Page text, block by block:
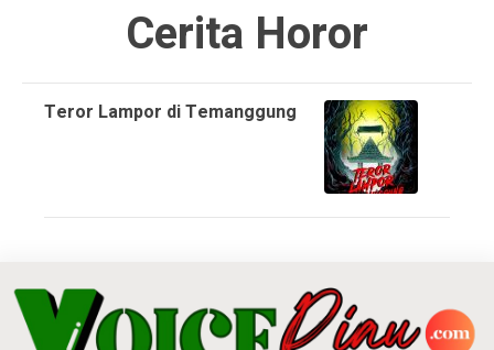
Cerita Horor
Teror Lampor di Temanggung